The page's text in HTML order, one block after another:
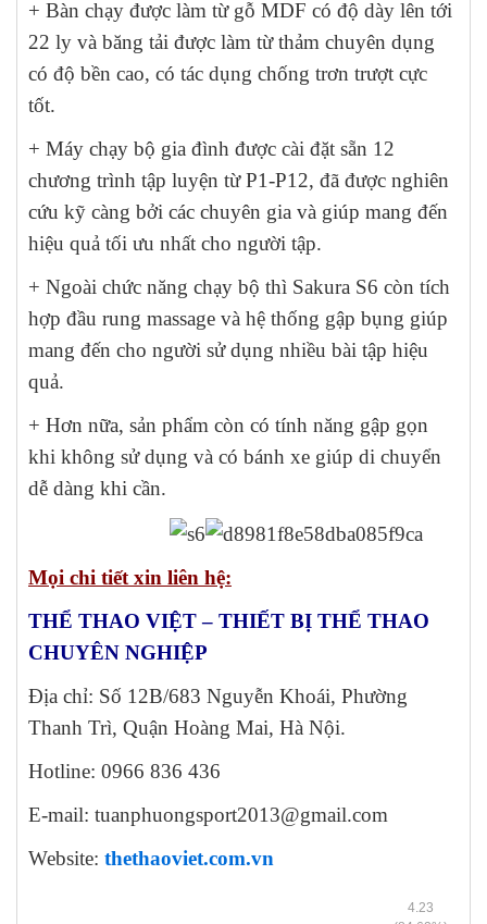
+ Bàn chạy được làm từ gỗ MDF có độ dày lên tới
22 ly và băng tải được làm từ thảm chuyên dụng
có độ bền cao, có tác dụng chống trơn trượt cực
tốt.
+ Máy chạy bộ gia đình được cài đặt sẵn 12
chương trình tập luyện từ P1-P12, đã được nghiên
cứu kỹ càng bởi các chuyên gia và giúp mang đến
hiệu quả tối ưu nhất cho người tập.
+ Ngoài chức năng chạy bộ thì Sakura S6 còn tích
hợp đầu rung massage và hệ thống gập bụng giúp
mang đến cho người sử dụng nhiều bài tập hiệu
quả.
+ Hơn nữa, sản phẩm còn có tính năng gập gọn
khi không sử dụng và có bánh xe giúp di chuyển
dễ dàng khi cần.
Mọi chi tiết xin liên hệ:
THỂ THAO VIỆT – THIẾT BỊ THỂ THAO
CHUYÊN NGHIỆP
Địa chỉ: Số 12B/683 Nguyễn Khoái, Phường
Thanh Trì, Quận Hoàng Mai, Hà Nội.
Hotline: 0966 836 436
E-mail: tuanphuongsport2013@gmail.com
Website: thethaoviet.com.vn
4.23